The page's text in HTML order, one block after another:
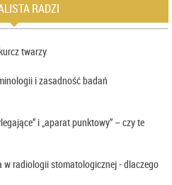
RADZI
twarzy
i zasadność badań
i „aparat punktowy” – czy te
w radiologii stomatologicznej - dlaczego